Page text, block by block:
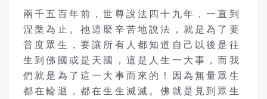
兩千五百年前，世尊說法四十九年，一直到
涅槃為止。祂這麼辛苦地說法，就是為了要
普度眾生，要讓所有人都知道自己以後是往
生到佛國或是天國，這是人生一大事，而我
們就是為了這一大事而來的！因為無量眾生
都在輪迴，都在生生滅滅。佛就是見到眾生